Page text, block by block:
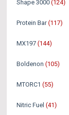
Shape 3000 (124)
Protein Bar (117)
MX197 (144)
Boldenon (105)
MTORC1 (55)
Nitric Fuel (41)